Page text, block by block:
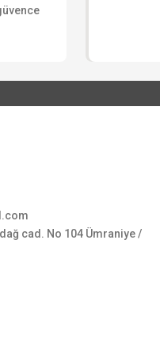
cad. No 104 Ümraniye /